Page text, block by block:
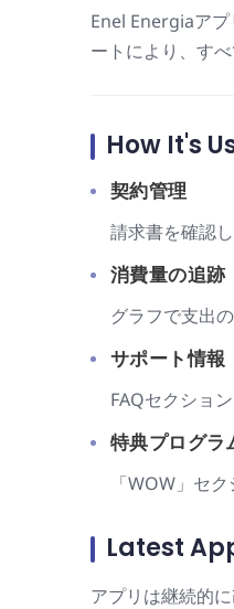
Enel Energiaア
ートにより、す
How It's
契約管理
請求書を確認
消費量の追跡
グラフで支出
サポート情報
FAQセクショ
特典プログラ
「WOW」セ
Latest
アプリは継続的